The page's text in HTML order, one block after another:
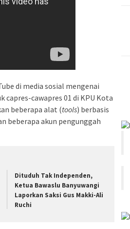
di media sosial mengenai
capres-cawapres 01 di KPU Kota
beberapa alat (tools) berbasis
beberapa akun pengunggah
Dituduh Tak Independen,
Ketua Bawaslu Banyuwangi
Laporkan Saksi Gus Makki-Ali
Ruchi